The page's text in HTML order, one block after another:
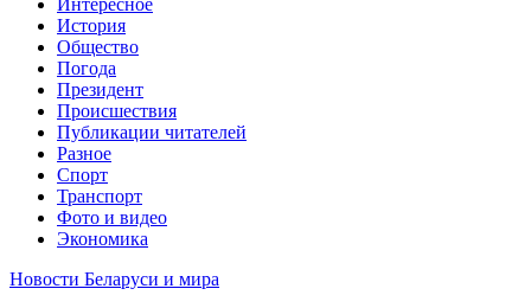
Интересное
История
Общество
Погода
Президент
Происшествия
Публикации читателей
Разное
Спорт
Транспорт
Фото и видео
Экономика
Новости Беларуси и мира